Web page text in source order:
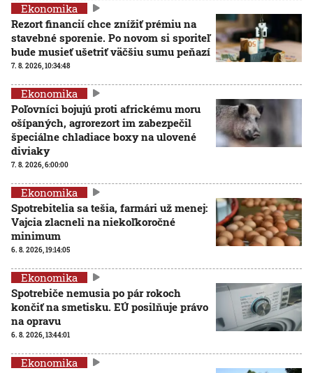
Ekonomika
Rezort financií chce znížiť prémiu na
stavebné sporenie. Po novom si sporiteľ
bude musieť ušetriť väčšiu sumu peňazí
7. 8. 2026, 10:34:48
Ekonomika
Poľovníci bojujú proti africkému moru
ošípaných, agrorezort im zabezpečil
špeciálne chladiace boxy na ulovené
diviaky
7. 8. 2026, 6:00:00
Ekonomika
Spotrebitelia sa tešia, farmári už menej:
Vajcia zlacneli na niekoľkoročné
minimum
6. 8. 2026, 19:14:05
Ekonomika
Spotrebiče nemusia po pár rokoch
končiť na smetisku. EÚ posilňuje právo
na opravu
6. 8. 2026, 13:44:01
Ekonomika